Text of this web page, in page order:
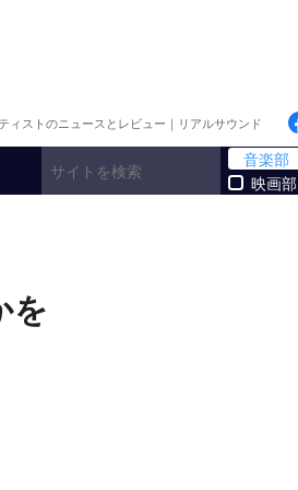
ィストのニュースとレビュー｜リアルサウンド
音楽部
映画部
を